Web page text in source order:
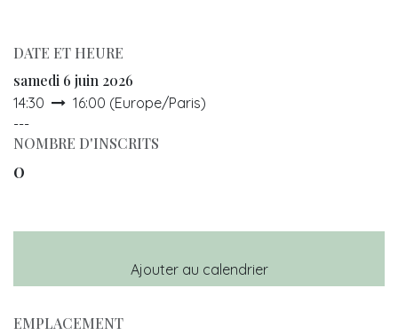
DATE ET HEURE
samedi 6 juin 2026
14:30 16:00 (Europe/Paris)
---
NOMBRE D'INSCRITS
0
Ajouter au calendrier
EMPLACEMENT